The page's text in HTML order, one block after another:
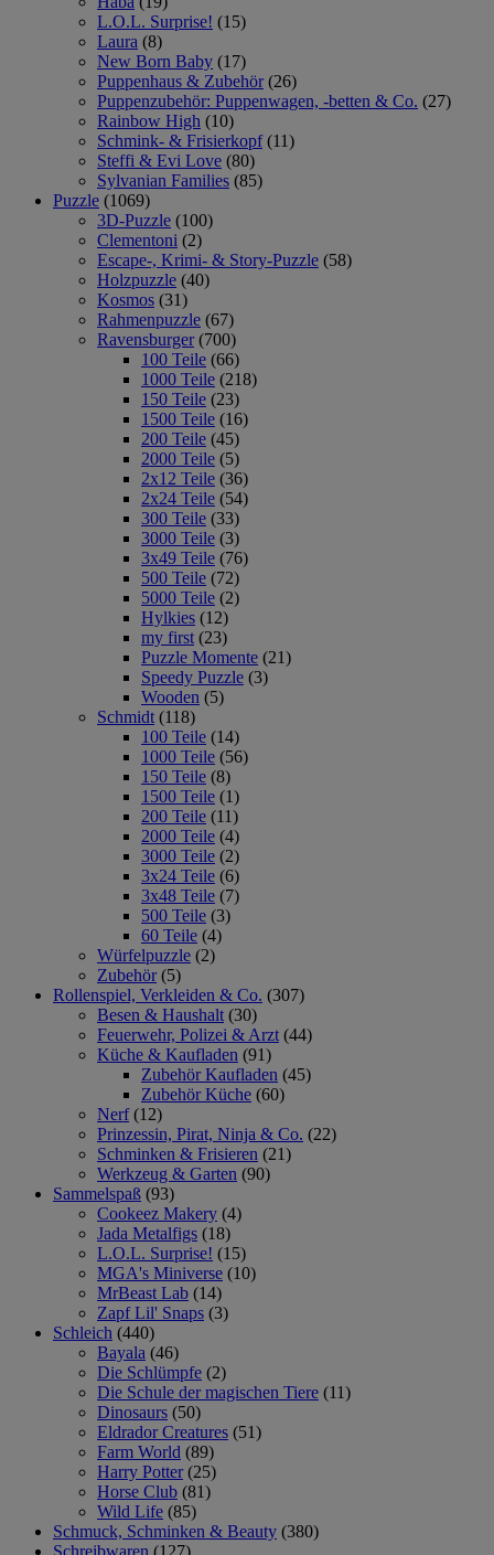
L.O.L. Surprise! (15)
Laura (8)
New Born Baby (17)
Puppenhaus & Zubehör (26)
Puppenzubehör: Puppenwagen, -betten & Co. (27)
Rainbow High (10)
Schmink- & Frisierkopf (11)
Steffi & Evi Love (80)
Sylvanian Families (85)
Puzzle (1069)
3D-Puzzle (100)
Clementoni (2)
Escape-, Krimi- & Story-Puzzle (58)
Holzpuzzle (40)
Kosmos (31)
Rahmenpuzzle (67)
Ravensburger (700)
100 Teile (66)
1000 Teile (218)
150 Teile (23)
1500 Teile (16)
200 Teile (45)
2000 Teile (5)
2x12 Teile (36)
2x24 Teile (54)
300 Teile (33)
3000 Teile (3)
3x49 Teile (76)
500 Teile (72)
5000 Teile (2)
Hylkies (12)
my first (23)
Puzzle Momente (21)
Speedy Puzzle (3)
Wooden (5)
Schmidt (118)
100 Teile (14)
1000 Teile (56)
150 Teile (8)
1500 Teile (1)
200 Teile (11)
2000 Teile (4)
3000 Teile (2)
3x24 Teile (6)
3x48 Teile (7)
500 Teile (3)
60 Teile (4)
Würfelpuzzle (2)
Zubehör (5)
Rollenspiel, Verkleiden & Co. (307)
Besen & Haushalt (30)
Feuerwehr, Polizei & Arzt (44)
Küche & Kaufladen (91)
Zubehör Kaufladen (45)
Zubehör Küche (60)
Nerf (12)
Prinzessin, Pirat, Ninja & Co. (22)
Schminken & Frisieren (21)
Werkzeug & Garten (90)
Sammelspaß (93)
Cookeez Makery (4)
Jada Metalfigs (18)
L.O.L. Surprise! (15)
MGA's Miniverse (10)
MrBeast Lab (14)
Zapf Lil' Snaps (3)
Schleich (440)
Bayala (46)
Die Schlümpfe (2)
Die Schule der magischen Tiere (11)
Dinosaurs (50)
Eldrador Creatures (51)
Farm World (89)
Harry Potter (25)
Horse Club (81)
Wild Life (85)
Schmuck, Schminken & Beauty (380)
Schreibwaren (127)